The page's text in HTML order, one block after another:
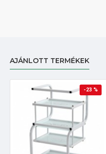
AJÁNLOTT TERMÉKEK
-23 %